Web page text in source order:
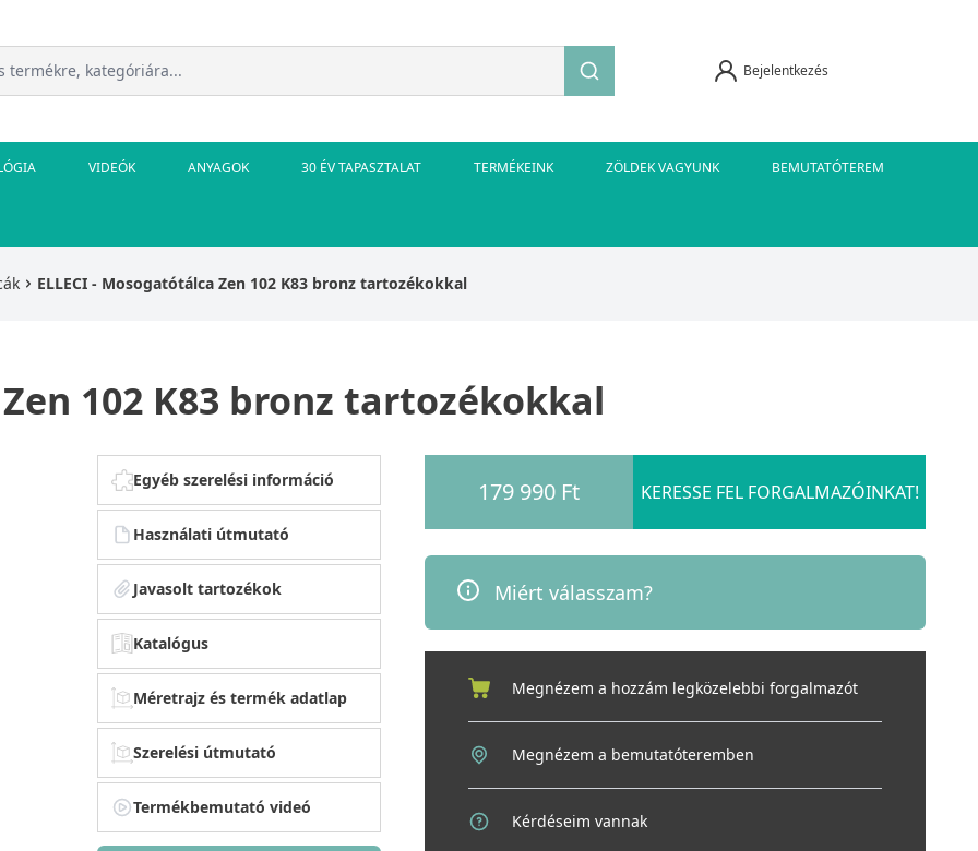
Bejelentkezés
VIDEÓK ANYAGOK 30 ÉV TAPASZTALAT TERMÉKEINK ZÖLDEK VAGYUNK BEMUTATÓTEREM
ELLECI - Mosogatótálca Zen 102 K83 bronz tartozékokkal
102 K83 bronz tartozékokkal
Egyéb szerelési információ
Használati útmutató
Javasolt tartozékok
Katalógus
Méretrajz és termék adatlap
Szerelési útmutató
Termékbemutató videó
179 990 Ft KERESSE FEL FORGALMAZÓINKAT!
Miért válasszam?
Megnézem a hozzám legközelebbi forgalmazót
Megnézem a bemutatóteremben
Kérdéseim vannak